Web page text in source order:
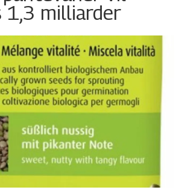
1,3 milliarder